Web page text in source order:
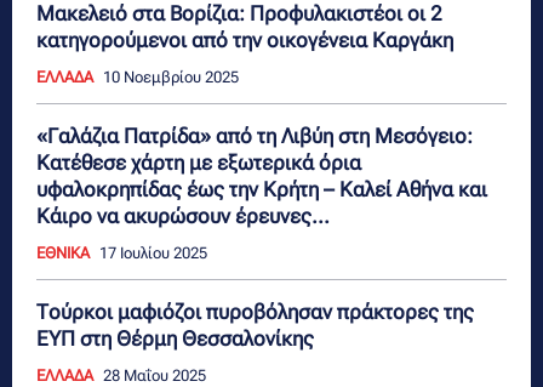
Μακελειό στα Βορίζια: Προφυλακιστέοι οι 2
κατηγορούμενοι από την οικογένεια Καργάκη
ΕΛΛΑΔΑ 10 Νοεμβρίου 2025
«Γαλάζια Πατρίδα» από τη Λιβύη στη Μεσόγειο:
Κατέθεσε χάρτη με εξωτερικά όρια
υφαλοκρηπίδας έως την Κρήτη – Καλεί Αθήνα και
Κάιρο να ακυρώσουν έρευνες...
ΕΘΝΙΚΑ 17 Ιουλίου 2025
Τούρκοι μαφιόζοι πυροβόλησαν πράκτορες της
ΕΥΠ στη Θέρμη Θεσσαλονίκης
ΕΛΛΑΔΑ 28 Μαΐου 2025